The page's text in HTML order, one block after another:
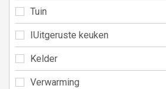
Tuin
IUitgeruste keuken
Kelder
Verwarming